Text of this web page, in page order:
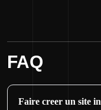
FAQ
Faire creer un site